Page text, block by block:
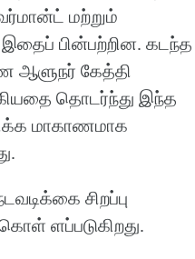
மற்றும்
பின்பற்றின. கடந்த
ஆளுநர் கேத்தி
தொடர்ந்து இந்த
மாகாணமாக
சிறப்பு
ளப்படுகிறது.